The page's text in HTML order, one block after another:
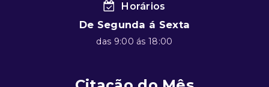
Horários
De Segunda á Sexta
das 9:00 ás 18:00